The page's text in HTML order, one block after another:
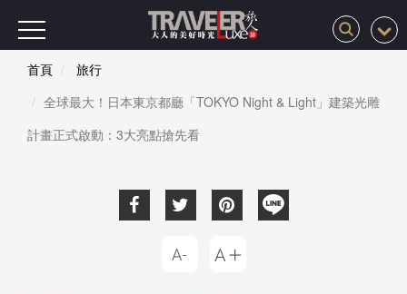
首頁
旅行
全球最大！日本東京都廳「TOKYO Night & Light」建築光雕
計畫正式啟動：3大亮點搶先看